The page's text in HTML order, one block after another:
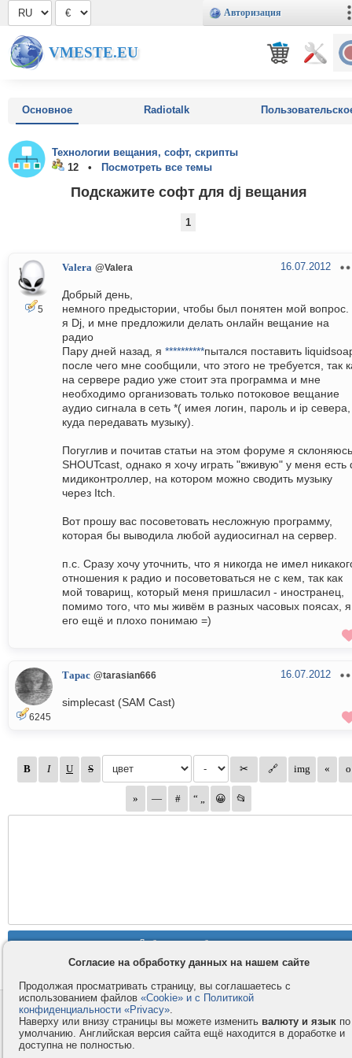
Авторизация
VMESTE.EU
Основное Radiotalk
Технологии вещания, софт, скрипты
12 •
Посмотреть все темы
Подскажите софт для dj вещания
1
5
Valera @Valera 16.07.2012
Добрый день,
немного предыстории, чтобы был понятен мой вопрос.
я Dj, и мне предложили делать онлайн вещание на
радио
Пару дней назад, я **********пытался поставить
после чего мне сообщили, что этого не требуется, так
на сервере радио уже стоит эта программа и мне
необходимо организовать только потоковое вещание
аудио сигнала в сеть *( имея логин, пароль и ip севера,
куда передавать музыку).
Погуглив и почитав статьи на этом форуме я
SHOUTcast, однако я хочу играть "вживую" у меня есть
мидиконтроллер, на котором можно сводить музыку
через Itch.
Вот прошу вас посоветовать несложную программу,
которая бы выводила любой аудиосигнал на сервер.
п.с. Сразу хочу уточнить, что я никогда не имел
отношения к радио и посоветоваться не с кем, так как
мой товарищ, который меня пришласил - иностранец,
помимо того, что мы живём в разных часовых поясах, я
его ещё и плохо понимаю =)
6245
Тарас @tarasian666 16.07.2012
simplecast (SAM Cast)
Контакты
Компания
Правила и условия
Услуги
Согласие на обработку данных на нашем сайте
Продолжая просматривать страницу, вы соглашаетесь с
использованием файлов «Cookie» и с Политикой
конфиденциальности «Privacy».
Наверху или внизу страницы вы можете изменить валюту и язык по
умолчанию. Английская версия сайта ещё находится в доработке и
доступна не полностью.